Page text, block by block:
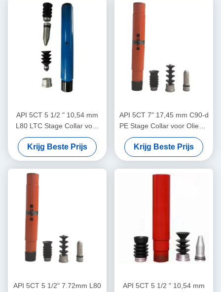
API 5CT 5 1/2 " 10,54 mm
L80 LTC Stage Collar voor
olieput cementering
Krijg Beste Prijs
API 5CT 7" 17,45 mm C90-d
PE Stage Collar voor Olieput
Cementeren
Krijg Beste Prijs
API 5CT 5 1/2" 7.72mm L80
API 5CT 5 1/2 " 10,54 mm